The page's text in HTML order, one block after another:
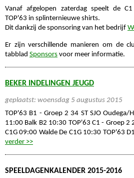
Vanaf afgelopen zaterdag speelt de
TOP'63 in splinternieuwe shirts.
Dit dankzij de sponsoring van het bedrijf
Er zijn verschillende manieren om de
tabblad Sponsors voor meer informatie.
BEKER INDELINGEN JEUGD
geplaatst: woensdag 5 augustus 2015
TOP'63 B1 - Groep 2 34 ST SJO Oudega/
11:00 Balk B2 10:30 TOP'63 C1 - Groep 2
C1G 09:00 Walde De C1G 10:30 TOP'63
verder >>
SPEELDAGENKALENDER 2015-2016